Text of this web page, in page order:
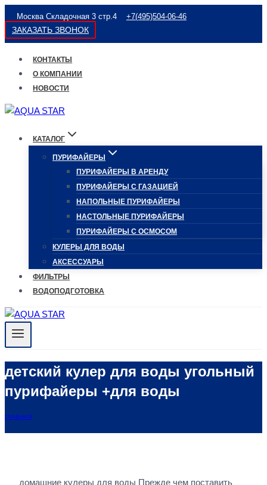
Перейти
к
содержимому
Москва Складочная 3 стр.4 +7(495)504-06-46
ЗАКАЗАТЬ ЗВОНОК
КОНТАКТЫ
О КОМПАНИИ
НОВОСТИ
КАТАЛОГ
ПУРИФАЙЕРЫ
ПУРИФАЙЕРЫ В АРЕНДУ
ПУРИФАЙЕРЫ С ГАЗАЦИЕЙ
НАПОЛЬНЫЕ ПУРИФАЙЕРЫ
НАСТОЛЬНЫЕ ПУРИФАЙЕРЫ
ПУРИФАЙЕРЫ С ОСМОСОМ
КУЛЕРЫ ДЛЯ ВОДЫ
АКСЕССУАРЫ
ФИЛЬТРЫ
ВОДОПОДГОТОВКА
детский кулер для воды угольный
пурифайеры +для воды
ГЛАВНАЯ
домашние кулеры для воды Прежде чем поставить